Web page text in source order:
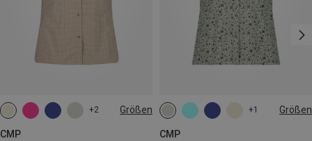
+2 Größen
CMP
+1 Größen
CMP
XS S M
XXL